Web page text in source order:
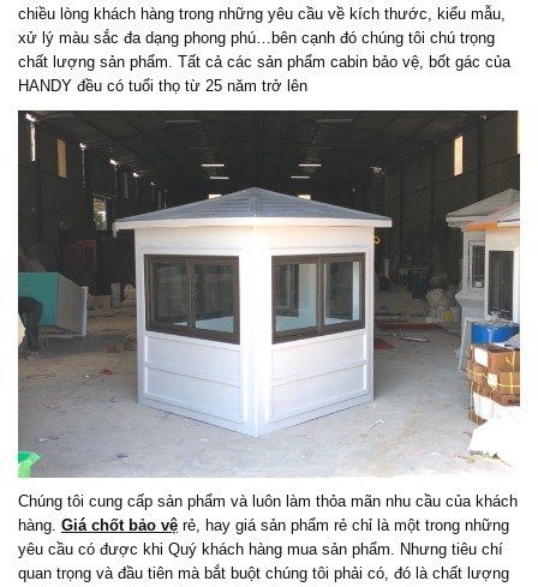
chiều lòng khách hàng trong những yêu cầu về kích thước, kiểu mẫu,
xử lý màu sắc đa dạng phong phú…bên cạnh đó chúng tôi chú trọng
chất lượng sản phẩm. Tất cả các sản phẩm cabin bảo vệ, bốt gác của
HANDY đều có tuổi thọ từ 25 năm trở lên
Chúng tôi cung cấp sản phẩm và luôn làm thỏa mãn nhu cầu của khách
hàng. Giá chốt bảo vệ rẻ, hay giá sản phẩm rẻ chỉ là một trong những
yêu cầu có được khi Quý khách hàng mua sản phẩm. Nhưng tiêu chí
quan trọng và đầu tiên mà bắt buột chúng tôi phải có, đó là chất lượng